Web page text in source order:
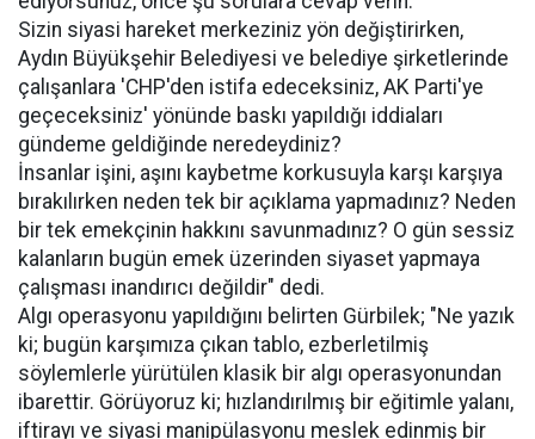
Sizin siyasi hareket merkeziniz yön değiştirirken,
Aydın Büyükşehir Belediyesi ve belediye şirketlerinde
çalışanlara 'CHP'den istifa edeceksiniz, AK Parti'ye
geçeceksiniz' yönünde baskı yapıldığı iddiaları
gündeme geldiğinde neredeydiniz?
İnsanlar işini, aşını kaybetme korkusuyla karşı karşıya
bırakılırken neden tek bir açıklama yapmadınız? Neden
bir tek emekçinin hakkını savunmadınız? O gün sessiz
kalanların bugün emek üzerinden siyaset yapmaya
çalışması inandırıcı değildir" dedi.
Algı operasyonu yapıldığını belirten Gürbilek; "Ne yazık
ki; bugün karşımıza çıkan tablo, ezberletilmiş
söylemlerle yürütülen klasik bir algı operasyonundan
ibarettir. Görüyoruz ki; hızlandırılmış bir eğitimle yalanı,
iftirayı ve siyasi manipülasyonu meslek edinmiş bir